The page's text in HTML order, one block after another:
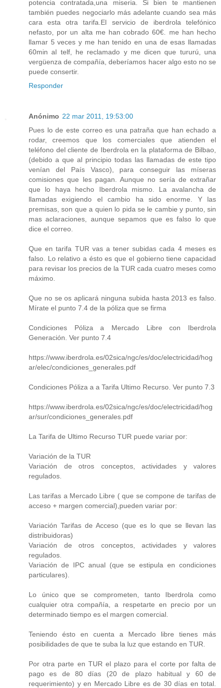
potencia contratada,una miseria. Si bien te mantienen
también puedes negociarlo más adelante cuando sea más
cara esta otra tarifa.El servicio de iberdrola telefónico
nefasto, por un alta me han cobrado 60€. me han hecho
llamar 5 veces y me han tenido en una de esas llamadas
60min al telf, he reclamado y me dicen que tururú, una
vergüenza de compañía, deberíamos hacer algo esto no se
puede consertir.
Responder
Anónimo 22 mar 2011, 19:53:00
Pues lo de este correo es una patraña que han echado a
rodar, creemos que los comerciales que atienden el
teléfono del cliente de Iberdrola en la plataforma de Bilbao,
(debido a que al principio todas las llamadas de este tipo
venían del País Vasco), para conseguir las míseras
comisiones que les pagan. Aunque no sería de extrañar
que lo haya hecho Iberdrola mismo. La avalancha de
llamadas exigiendo el cambio ha sido enorme. Y las
premisas, son que a quien lo pida se le cambie y punto, sin
mas aclaraciones, aunque sepamos que es falso lo que
dice el correo.
Que en tarifa TUR vas a tener subidas cada 4 meses es
falso. Lo relativo a ésto es que el gobierno tiene capacidad
para revisar los precios de la TUR cada cuatro meses como
máximo.
Que no se os aplicará ninguna subida hasta 2013 es falso.
Mírate el punto 7.4 de la póliza que se firma
Condiciones Póliza a Mercado Libre con Iberdrola
Generación. Ver punto 7.4
https://www.iberdrola.es/02sica/ngc/es/doc/electricidad/hog
ar/elec/condiciones_generales.pdf
Condiciones Póliza a a Tarifa Ultimo Recurso. Ver punto 7.3
https://www.iberdrola.es/02sica/ngc/es/doc/electricidad/hog
ar/sur/condiciones_generales.pdf
La Tarifa de Ultimo Recurso TUR puede variar por:
Variación de la TUR
Variación de otros conceptos, actividades y valores
regulados.
Las tarifas a Mercado Libre ( que se compone de tarifas de
acceso + margen comercial),pueden variar por:
Variación Tarifas de Acceso (que es lo que se llevan las
distribuidoras)
Variación de otros conceptos, actividades y valores
regulados.
Variación de IPC anual (que se estipula en condiciones
particulares).
Lo único que se comprometen, tanto Iberdrola como
cualquier otra compañía, a respetarte en precio por un
determinado tiempo es el margen comercial.
Teniendo ésto en cuenta a Mercado libre tienes más
posibilidades de que te suba la luz que estando en TUR.
Por otra parte en TUR el plazo para el corte por falta de
pago es de 80 días (20 de plazo habitual y 60 de
requerimiento) y en Mercado Libre es de 30 días en total.